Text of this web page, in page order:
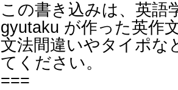
この書き込みは、英語
gyutaku が作った英作
文法間違いやタイポな
てください。
===